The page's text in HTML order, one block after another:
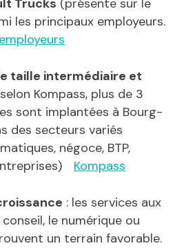
Trucks (présente sur le
les principaux employeurs.
taille intermédiaire et
Kompass, plus de 3
sont implantées à Bourg-
des secteurs variés
négoce, BTP,
Kompass
: les services aux
le numérique ou
un terrain favorable.